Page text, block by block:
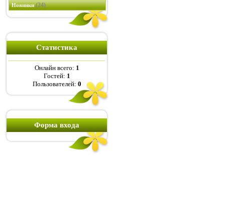
Новинки(24)
Статистика
Онлайн всего: 1
Гостей: 1
Пользователей: 0
Форма входа